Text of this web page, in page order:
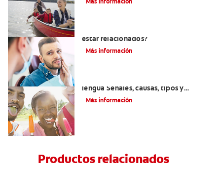
Más información
estar relacionados?
Más información
lengua Señales, causas, tipos y
tratamiento
Más información
Productos relacionados